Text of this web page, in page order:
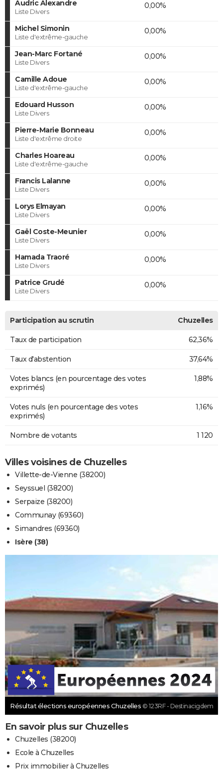
Audric Alexandre
Liste Divers
0,00%
Michel Simonin
Liste d'extrême-gauche
0,00%
Jean-Marc Fortané
Liste Divers
0,00%
Camille Adoue
Liste d'extrême-gauche
0,00%
Edouard Husson
Liste Divers
0,00%
Pierre-Marie Bonneau
Liste d'extrême droite
0,00%
Charles Hoareau
Liste d'extrême-gauche
0,00%
Francis Lalanne
Liste Divers
0,00%
Lorys Elmayan
Liste Divers
0,00%
Gaël Coste-Meunier
Liste Divers
0,00%
Hamada Traoré
Liste Divers
0,00%
Patrice Grudé
Liste Divers
0,00%
Participation au scrutin Chuzelles
Taux de participation 62,36%
Taux d'abstention 37,64%
Votes blancs (en pourcentage des votes
exprimés)
1,88%
Votes nuls (en pourcentage des votes
exprimés)
1,16%
Nombre de votants 1 120
Villes voisines de Chuzelles
Villette-de-Vienne (38200)
Seyssuel (38200)
Serpaize (38200)
Communay (69360)
Simandres (69360)
Isère (38)
Résultat élections européennes Chuzelles © 123RF - Destinacigdem
En savoir plus sur Chuzelles
Chuzelles (38200)
Ecole à Chuzelles
Prix immobilier à Chuzelles